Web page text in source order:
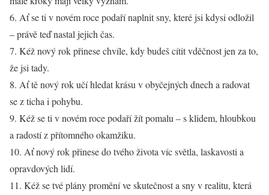
6. Ať se ti v novém roce podaří naplnit sny, které jsi kdysi odložil
– právě teď nastal jejich čas.
7. Kéž nový rok přinese chvíle, kdy budeš cítit vděčnost jen za to,
že jsi tady.
8. Ať tě nový rok učí hledat krásu v obyčejných dnech a radovat
se z ticha i pohybu.
9. Kéž se ti v novém roce podaří žít pomalu – s klidem, hloubkou
a radostí z přítomného okamžiku.
10. Ať nový rok přinese do tvého života víc světla, laskavosti a
opravdových lidí.
11. Kéž se tvé plány promění ve skutečnost a sny v realitu, která